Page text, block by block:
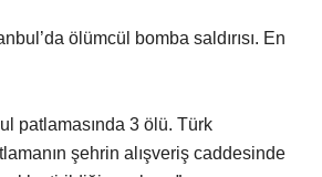
ölümcül bomba saldırısı. En
patlamasında 3 ölü. Türk
şehrin alışveriş caddesinde